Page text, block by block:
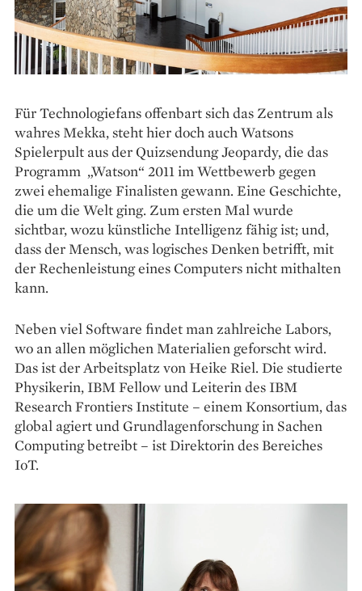
Für Technologiefans offenbart sich das Zentrum als
wahres Mekka, steht hier doch auch Watsons
Spielerpult aus der Quizsendung Jeopardy, die das
Programm „Watson“ 2011 im Wettbewerb gegen
zwei ehemalige Finalisten gewann. Eine Geschichte,
die um die Welt ging. Zum ersten Mal wurde
sichtbar, wozu künstliche Intelligenz fähig ist; und,
dass der Mensch, was logisches Denken betrifft, mit
der Rechenleistung eines Computers nicht mithalten
kann.
Neben viel Software findet man zahlreiche Labors,
wo an allen möglichen Materialien geforscht wird.
Das ist der Arbeitsplatz von Heike Riel. Die studierte
Physikerin, IBM Fellow und Leiterin des IBM
Research Frontiers Institute – einem Konsortium, das
global agiert und Grundlagenforschung in Sachen
Computing betreibt – ist Direktorin des Bereiches
IoT.